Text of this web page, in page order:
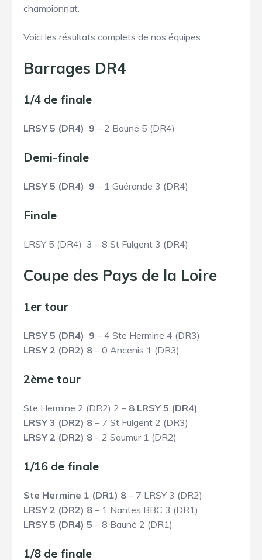
championnat.
Voici les résultats complets de nos équipes.
Barrages DR4
1/4 de finale
LRSY 5 (DR4) 9 – 2 Bauné 5 (DR4)
Demi-finale
LRSY 5 (DR4) 9 – 1 Guérande 3 (DR4)
Finale
LRSY 5 (DR4) 3 – 8 St Fulgent 3 (DR4)
Coupe des Pays de la Loire
1er tour
LRSY 5 (DR4) 9 – 4 Ste Hermine 4 (DR3)
LRSY 2 (DR2) 8 – 0 Ancenis 1 (DR3)
2ème tour
Ste Hermine 2 (DR2) 2 – 8 LRSY 5 (DR4)
LRSY 3 (DR2) 8 – 7 St Fulgent 2 (DR3)
LRSY 2 (DR2) 8 – 2 Saumur 1 (DR2)
1/16 de finale
Ste Hermine 1 (DR1) 8 – 7 LRSY 3 (DR2)
LRSY 2 (DR2) 8 – 1 Nantes BBC 3 (DR1)
LRSY 5 (DR4) 5 – 8 Bauné 2 (DR1)
1/8 de finale